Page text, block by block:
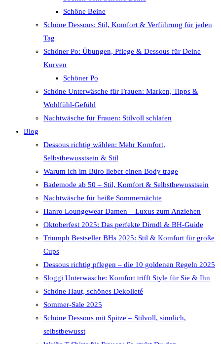
Schöne Beine
Schöne Dessous: Stil, Komfort & Verführung für jeden
Tag
Schöner Po: Übungen, Pflege & Dessous für Deine
Kurven
Schöner Po
Schöne Unterwäsche für Frauen: Marken, Tipps &
Wohlfühl-Gefühl
Nachtwäsche für Frauen: Stilvoll schlafen
Blog
Dessous richtig wählen: Mehr Komfort,
Selbstbewusstsein & Stil
Warum ich im Büro lieber einen Body trage
Bademode ab 50 – Stil, Komfort & Selbstbewusstsein
Nachtwäsche für heiße Sommernächte
Hanro Loungewear Damen – Luxus zum Anziehen
Oktoberfest 2025: Das perfekte Dirndl & BH-Guide
Triumph Bestseller BHs 2025: Stil & Komfort für große
Cups
Dessous richtig pflegen – die 10 goldenen Regeln 2025
Sloggi Unterwäsche: Komfort trifft Style für Sie & Ihn
Schöne Haut, schönes Dekolleté
Sommer-Sale 2025
Schöne Dessous mit Spitze – Stilvoll, sinnlich,
selbstbewusst